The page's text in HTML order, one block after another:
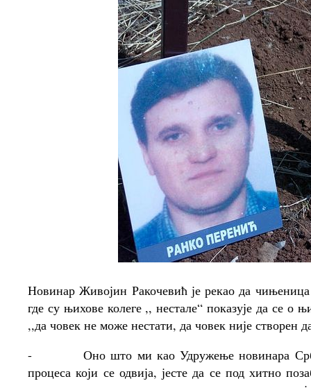
Новинар Живојин Ракочевић је рекао да
где су њихове колеге ,, нестале“ показује да се
,,да човек не може нестати, да човек није створен
-
Оно што ми као Удружење новинара
процеса који се одвија, јесте да се под хитно